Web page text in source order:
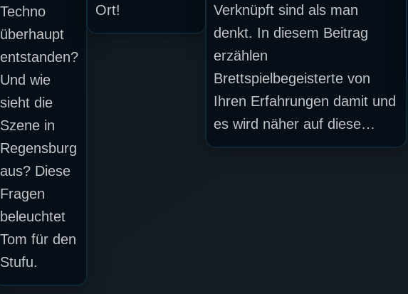
Techno
überhaupt
entstanden?
Und wie
sieht die
Szene in
Regensburg
aus? Diese
Fragen
beleuchtet
Tom für den
Stufu.
Ort!
Verknüpft sind als man
denkt. In diesem Beitrag
erzählen
Brettspielbegeisterte von
Ihren Erfahrungen damit und
es wird näher auf diese…